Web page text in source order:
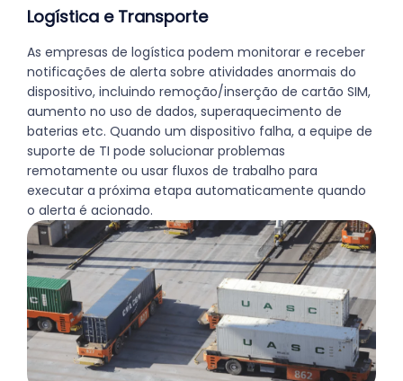
Logística e Transporte
As empresas de logística podem monitorar e receber
notificações de alerta sobre atividades anormais do
dispositivo, incluindo remoção/inserção de cartão SIM,
aumento no uso de dados, superaquecimento de
baterias etc. Quando um dispositivo falha, a equipe de
suporte de TI pode solucionar problemas
remotamente ou usar fluxos de trabalho para
executar a próxima etapa automaticamente quando
o alerta é acionado.